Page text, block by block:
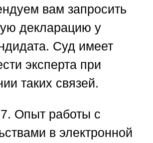
вам запросить
декларацию у
Суд имеет
эксперта при
таких связей.
Опыт работы с
в электронной